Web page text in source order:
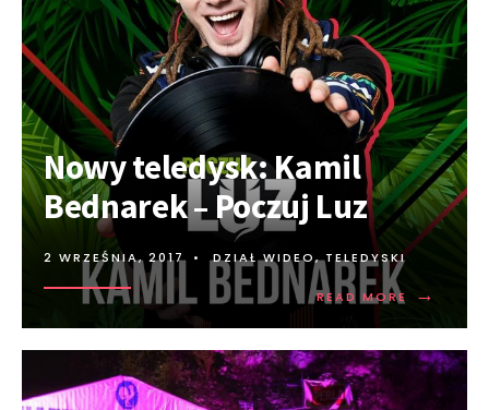
Nowy teledysk: Kamil
Bednarek – Poczuj Luz
2 WRZEŚNIA, 2017 • DZIAŁ WIDEO,TELEDYSKI
READ MORE →